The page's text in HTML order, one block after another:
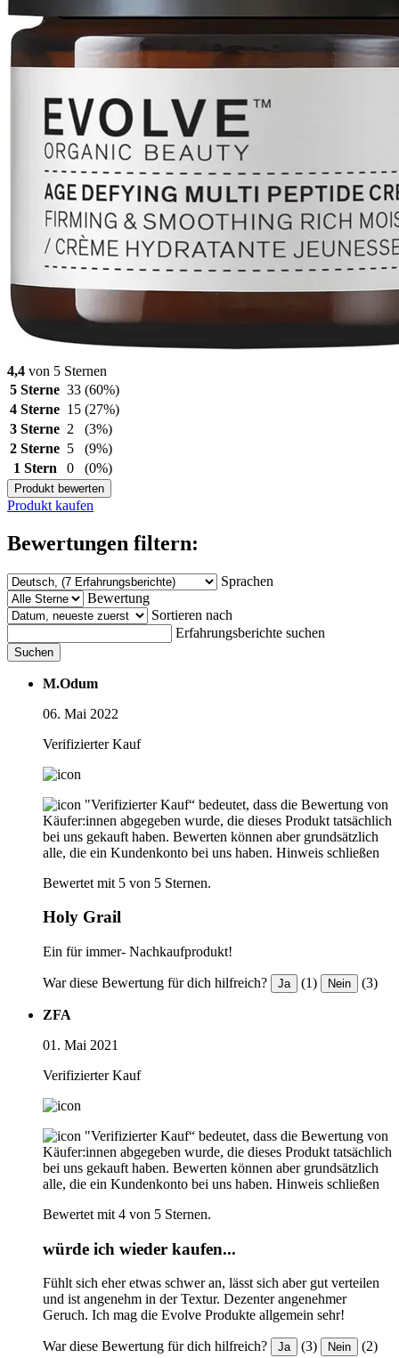
4,4 von 5 Sternen
5 Sterne 33 (60%)
4 Sterne 15 (27%)
3 Sterne 2
(3%)
2 Sterne 5
(9%)
1 Stern
0 (0%)
Produkt bewerten
Produkt kaufen
Bewertungen filtern:
Sprachen
Bewertung
Sortieren nach
Erfahrungsberichte suchen
Suchen
M.Odum
06. Mai 2022
Verifizierter Kauf
"Verifizierter Kauf“ bedeutet, dass die Bewertung von
Käufer:innen abgegeben wurde, die dieses Produkt tatsächlich
bei uns gekauft haben. Bewerten können aber grundsätzlich
alle, die ein Kundenkonto bei uns haben. Hinweis schließen
Bewertet mit 5 von 5 Sternen.
Holy Grail
Ein für immer- Nachkaufprodukt!
War diese Bewertung für dich hilfreich? Ja (1) Nein (3)
ZFA
01. Mai 2021
Verifizierter Kauf
"Verifizierter Kauf“ bedeutet, dass die Bewertung von
Käufer:innen abgegeben wurde, die dieses Produkt tatsächlich
bei uns gekauft haben. Bewerten können aber grundsätzlich
alle, die ein Kundenkonto bei uns haben. Hinweis schließen
Bewertet mit 4 von 5 Sternen.
würde ich wieder kaufen...
Fühlt sich eher etwas schwer an, lässt sich aber gut verteilen
und ist angenehm in der Textur. Dezenter angenehmer
Geruch. Ich mag die Evolve Produkte allgemein sehr!
War diese Bewertung für dich hilfreich? Ja (3) Nein (2)